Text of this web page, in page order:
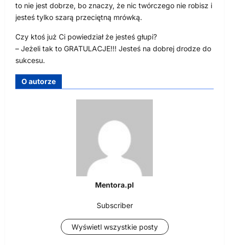
to nie jest dobrze, bo znaczy, że nic twórczego nie robisz i
jesteś tylko szarą przeciętną mrówką.
Czy ktoś już Ci powiedział że jesteś głupi?
– Jeżeli tak to GRATULACJE!!! Jesteś na dobrej drodze do
sukcesu.
O autorze
Mentora.pl
Subscriber
Wyświetl wszystkie posty